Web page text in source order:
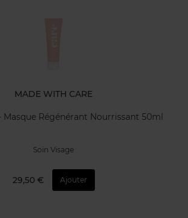
MADE WITH CARE
Masque Régénérant Nourrissant 50ml
Soin Visage
29,50 € Ajouter